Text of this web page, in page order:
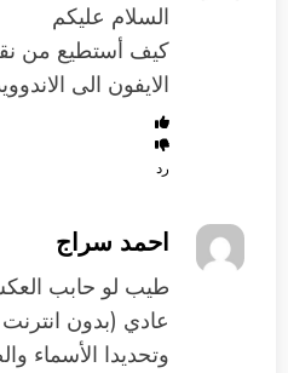
السلام عليكم
كيف أستطيع من
الايفون الى
رد
احمد سراج
طيب لو حابب
عادي (بدون انترنت
وتحديدا الأسماء